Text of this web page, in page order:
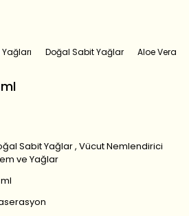
Doğal Sabit Yağlar Aloe Vera
Sabit Yağlar,Vücut Nemlendirici
ve Yağlar
ml